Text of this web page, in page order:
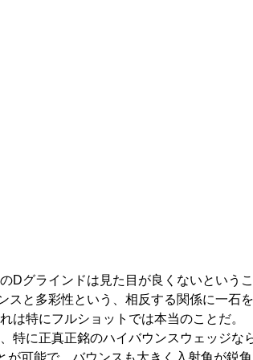
Dグラインドは見た目が良くないという
と多彩性という、相反する関係に一石
は特にフルショットでは本当のことだ。
に正真正銘のハイバウンスウェッジな
可能で、バウンスも大きく入射角が鋭